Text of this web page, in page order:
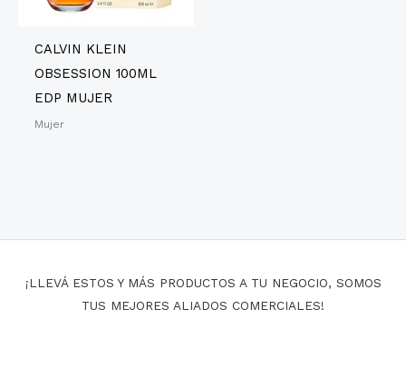
CALVIN KLEIN
OBSESSION 100ML
EDP MUJER
Mujer
¡LLEVÁ ESTOS Y MÁS PRODUCTOS A TU NEGOCIO, SOMOS
TUS MEJORES ALIADOS COMERCIALES!